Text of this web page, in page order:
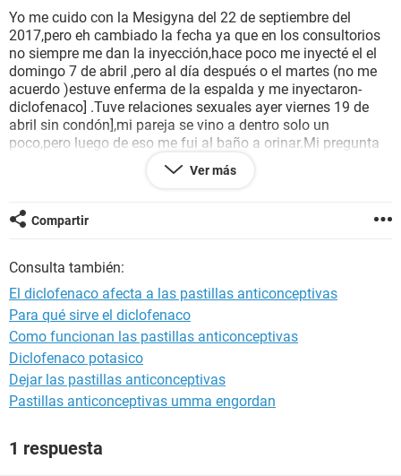
SEXUALIDAD
GLOSARIO
Yo me cuido con la Mesigyna del 22 de septiembre del
2017,pero eh cambiado la fecha ya que en los consultorios
no siempre me dan la inyección,hace poco me inyecté el el
domingo 7 de abril ,pero al día después o el martes (no me
acuerdo )estuve enferma de la espalda y me inyectaron-
diclofenaco] .Tuve relaciones sexuales ayer viernes 19 de
abril sin condón],mi pareja se vino a dentro solo un
poco,pero luego de eso me fui al baño a orinar.Mi pregunta
es :¿podré estar embarazada o el antibiótico no influye en
Gracias
Ver más
Compartir
Consulta también:
El diclofenaco afecta a las pastillas anticonceptivas
Para qué sirve el diclofenaco
Como funcionan las pastillas anticonceptivas
Diclofenaco potasico
Dejar las pastillas anticonceptivas
Pastillas anticonceptivas umma engordan
1 respuesta